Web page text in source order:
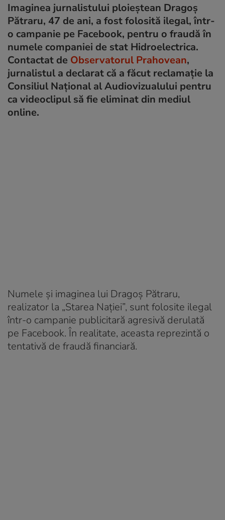
Imaginea jurnalistului ploieștean Dragoș
Pătraru, 47 de ani, a fost folosită ilegal, într-
o campanie pe Facebook, pentru o fraudă în
numele companiei de stat Hidroelectrica.
Contactat de Observatorul Prahovean,
jurnalistul a declarat că a făcut reclamație la
Consiliul Național al Audiovizualului pentru
ca videoclipul să fie eliminat din mediul
online.
Numele și imaginea lui Dragoș Pătraru,
realizator la „Starea Nației”, sunt folosite ilegal
într-o campanie publicitară agresivă derulată
pe Facebook. În realitate, aceasta reprezintă o
tentativă de fraudă financiară.